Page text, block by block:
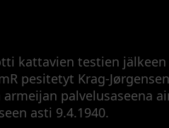
kattavien testien
pesitetyt Krag-
armeijan palvelusaseena
asti 9.4.1940.